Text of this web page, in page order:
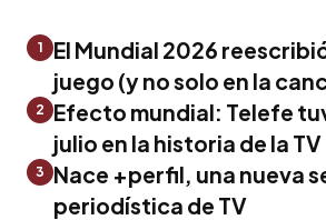
1
El Mundial 2026
juego (y no solo en la
2
Efecto mundial: Telefe
julio en la historia de la TV
3
Nace +perfil, una nueva
periodística de TV